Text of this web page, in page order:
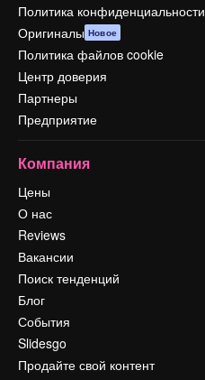
Политика конфиденциальности
Оригиналы Новое
Политика файлов cookie
Центр доверия
Партнеры
Предприятие
Компания
Цены
О нас
Reviews
Вакансии
Поиск тенденций
Блог
События
Slidesgo
Продайте свой контент